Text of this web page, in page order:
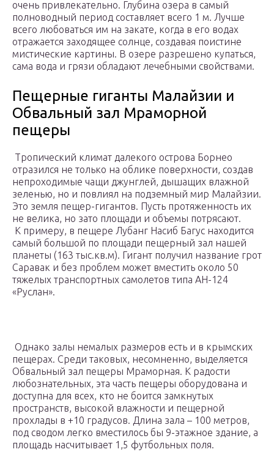
очень привлекательно. Глубина озера в самый
полноводный период составляет всего 1 м. Лучше
всего любоваться им на закате, когда в его водах
отражается заходящее солнце, создавая поистине
мистические картины. В озере разрешено купаться,
сама вода и грязи обладают лечебными свойствами.
Пещерные гиганты Малайзии и
Обвальный зал Мраморной
пещеры
Тропический климат далекого острова Борнео
отразился не только на облике поверхности, создав
непроходимые чащи джунглей, дышащих влажной
зеленью, но и повлиял на подземный мир Малайзии.
Это земля пещер-гигантов. Пусть протяженность их
не велика, но зато площади и объемы потрясают.
К примеру, в пещере Лубанг Насиб Багус находится
самый большой по площади пещерный зал нашей
планеты (163 тыс.кв.м). Гигант получил название грот
Саравак и без проблем может вместить около 50
тяжелых транспортных самолетов типа АН-124
«Руслан».
Однако залы немалых размеров есть и в крымских
пещерах. Среди таковых, несомненно, выделяется
Обвальный зал пещеры Мраморная. К радости
любознательных, эта часть пещеры оборудована и
доступна для всех, кто не боится замкнутых
пространств, высокой влажности и пещерной
прохлады в +10 градусов. Длина зала – 100 метров,
под сводом легко вместилось бы 9-этажное здание, а
площадь насчитывает 1,5 футбольных поля.